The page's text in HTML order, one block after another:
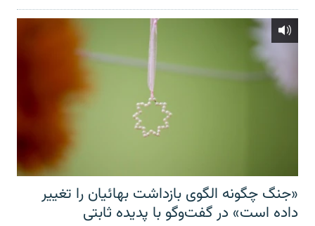
«جنگ چگونه الگوی بازداشت بهائیان را تغییر
داده است» در گفت‌وگو با پدیده ثابتی